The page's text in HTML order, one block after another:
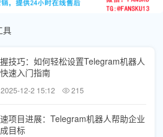
具
技巧：如何轻松设置Telegram机器人
速入门指南
2025-12-2 15:12 215
项目进展：Telegram机器人帮助企业
目标